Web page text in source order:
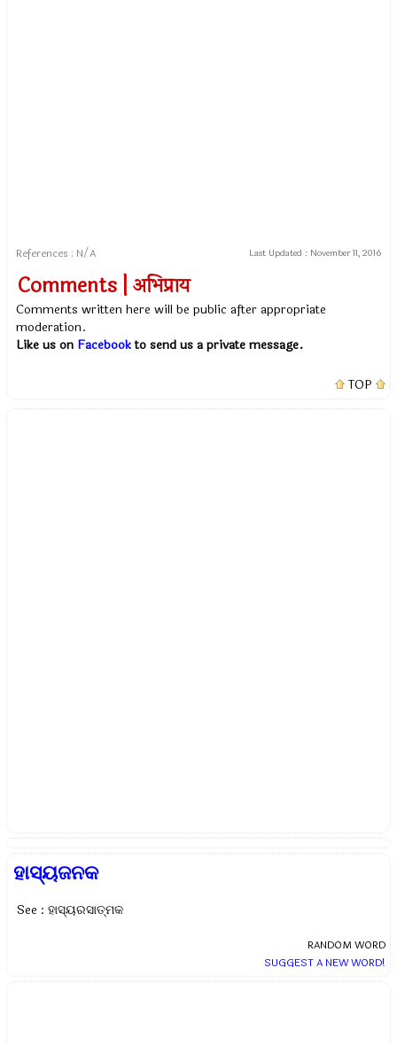
References : N/A Last Updated : November 11, 2016
Comments | अभिप्राय
Comments written here will be public after appropriate
moderation.
Like us on Facebookto send us a private message.
TOP
ହାସ୍ୟଜନକ
See : ହାସ୍ୟରସାତ୍ମକ
RANDOM WORD
SUGGEST A NEW WORD!